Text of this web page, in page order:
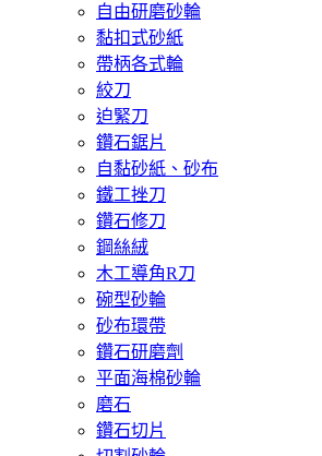
自由研磨砂輪
黏扣式砂紙
帶柄各式輪
絞刀
迫緊刀
鑽石鋸片
自黏砂紙、砂布
鐵工挫刀
鑽石修刀
鋼絲絨
木工導角R刀
碗型砂輪
砂布環帶
鑽石研磨劑
平面海棉砂輪
磨石
鑽石切片